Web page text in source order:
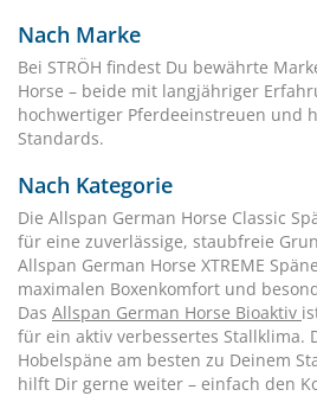
Nach Marke
Bei STRÖH findest Du bewährte
Horse – beide mit langjähriger
hochwertiger Pferdeeinstreuen und
Standards.
Nach Kategorie
Die Allspan German Horse Classic
für eine zuverlässige, staubfreie
Allspan German Horse XTREME
maximalen Boxenkomfort und
Das Allspan German Horse Bioaktiv
für ein aktiv verbessertes Stallklima.
Hobelspäne am besten zu Deinem
hilft Dir gerne weiter – einfach den